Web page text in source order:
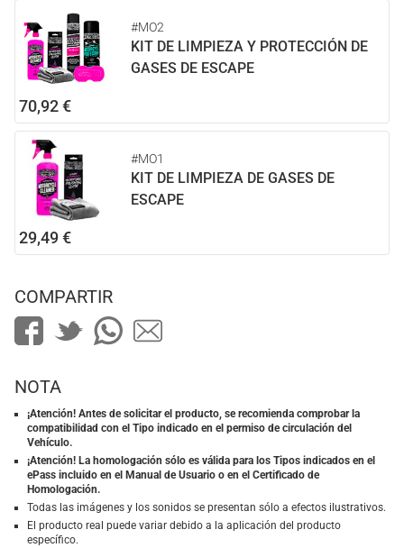
#MO2
KIT DE LIMPIEZA Y PROTECCIÓN DE
GASES DE ESCAPE
70,92 €
#MO1
KIT DE LIMPIEZA DE GASES DE
ESCAPE
29,49 €
COMPARTIR
NOTA
¡Atención! Antes de solicitar el producto, se recomienda comprobar la
compatibilidad con el Tipo indicado en el permiso de circulación del
Vehículo.
¡Atención! La homologación sólo es válida para los Tipos indicados en el
ePass incluido en el Manual de Usuario o en el Certificado de
Homologación.
Todas las imágenes y los sonidos se presentan sólo a efectos ilustrativos.
El producto real puede variar debido a la aplicación del producto
específico.